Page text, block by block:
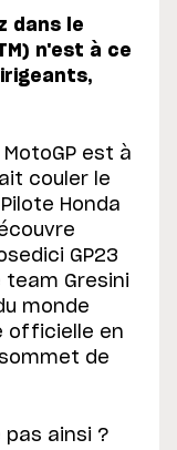
dans le
n'est à ce
MotoGP est à
couler le
Honda
GP23
Gresini
monde
officielle en
de
pas ainsi ?